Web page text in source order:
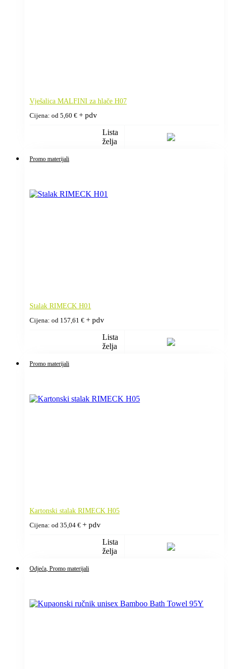
Vješalica MALFINI za hlače H07
Cijena: od 5,60 € + pdv
Lista
želja
Promo materijali
Stalak RIMECK H01
Cijena: od 157,61 € + pdv
Lista
želja
Promo materijali
Kartonski stalak RIMECK H05
Cijena: od 35,04 € + pdv
Lista
želja
Odjeća, Promo materijali